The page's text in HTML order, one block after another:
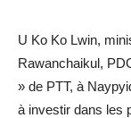
U Ko Ko Lwin,
Rawanchaikul,
» de PTT, à
à investir dans les